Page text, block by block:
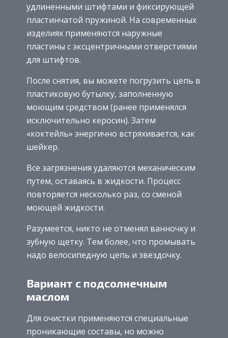
удлиненными штифтами и фиксирующей
пластинчатой пружиной. На современных
изделиях применяются наружные
пластины с эксцентричными отверстиями
для штифтов.
После снятия, вы можете погрузить цепь в
пластиковую бутылку, заполненную
моющим средством (ранее применялся
исключительно керосин). Затем
«коктейль» энергично встряхивается, как
шейкер.
Все загрязнения удаляются механическим
путем, оставаясь в жидкости. Процесс
повторяется несколько раз, со сменой
моющей жидкости.
Разумеется, никто не отменял ванночку и
зубную щетку. Тем более, что промывать
надо велосипедную цепь и звездочку.
Вариант с подсолнечным
маслом
Для очистки применяются специальные
проникающие составы, но можно